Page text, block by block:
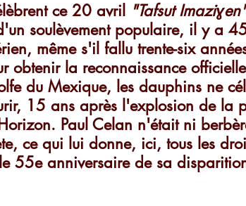
ce 20 avril "Tafsut
soulèvement populaire, il y a
même s'il fallu trente-six
obtenir la reconnaissance
du Mexique, les dauphins ne
15 ans après l'explosion de la
Paul Celan n'était ni
ce qui lui donne, ici, tous les
55e anniversaire de sa